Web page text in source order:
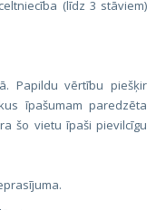
(līdz 3 stāviem)
Papildu vērtību piešķir
īpašumam paredzēta
šo vietu īpaši pievilcīgu